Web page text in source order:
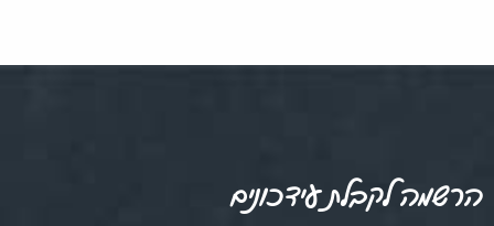
הרשמה לקבלת עידכונים